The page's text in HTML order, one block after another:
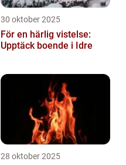
30 oktober 2025
För en härlig vistelse:
Upptäck boende i Idre
28 oktober 2025